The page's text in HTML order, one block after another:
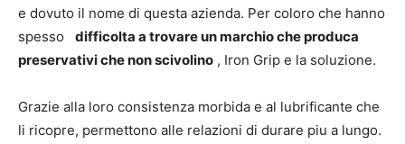
e dovuto il nome di questa azienda. Per coloro che hanno
spesso difficolta a trovare un marchio che produca
preservativi che non scivolino , Iron Grip e la soluzione.
Grazie alla loro consistenza morbida e al lubrificante che
li ricopre, permettono alle relazioni di durare piu a lungo.